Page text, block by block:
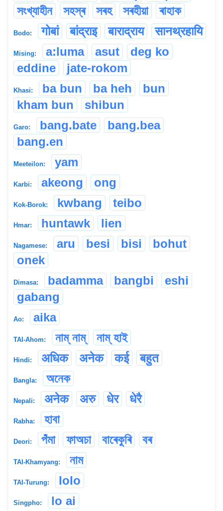
সংখ্যাহীন
সহস্ৰ সৰহ সৰহীয়া ৰাহাক
Bodo: गोबां बांद्राइ बाराद्राय सानथ्रहायि
Mising: a:luma asut
deg ko
eddine
jate-rokom
Khasi: ba bun ba heh
bun
kham bun
shibun
Garo: bang.bate
bang.bea
bang.en
Meeteilon: yam
Karbi: akeong ong
Kok-Borok: kwbang teibo
Hmar: huntawk lien
Nagamese: aru besi bisi
bohut
onek
Dimasa: badamma bangbi
eshi
gabang
Ao: aika
TAI-Ahom: নাম্ নাম্ নাম্ হাই
Hindi: अधिक अनेक कई बहुत
Bangla: অনেক
Nepali: अनेक अरु धेर धेरै
Rabha: হাবা
Deori: পঁমা ফাঅচা বাৰেকুৰি বৰ
TAI-Khamyang: নাম
TAI-Turung: lolo
Singpho: lo ai